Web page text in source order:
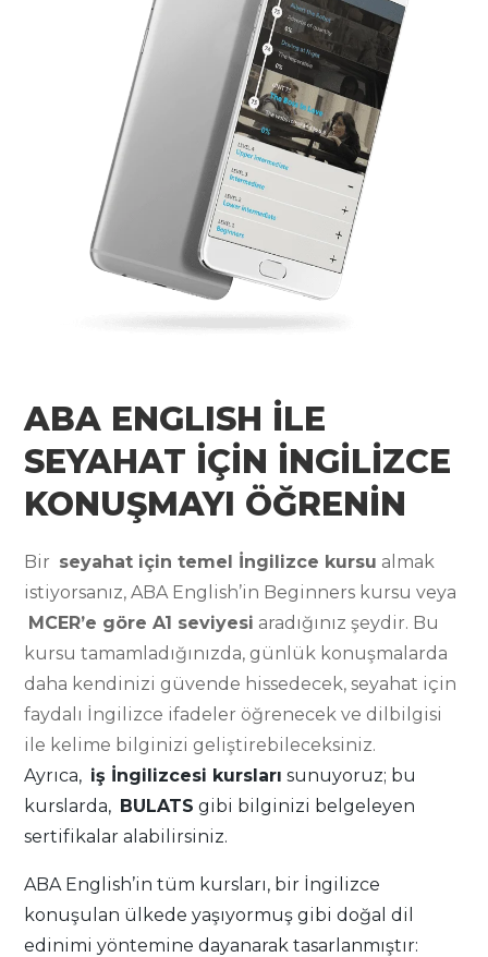
ABA ENGLISH İLE
SEYAHAT İÇİN İNGİLİZCE
KONUŞMAYI ÖĞRENİN
Bir seyahat için temel İngilizce kursu almak
istiyorsanız, ABA English’in Beginners kursu veya
MCER’e göre A1 seviyesi aradığınız şeydir. Bu
kursu tamamladığınızda, günlük konuşmalarda
daha kendinizi güvende hissedecek, seyahat için
faydalı İngilizce ifadeler öğrenecek ve dilbilgisi
ile kelime bilginizi geliştirebileceksiniz.
Ayrıca, iş İngilizcesi kursları sunuyoruz; bu
kurslarda, BULATS gibi bilginizi belgeleyen
sertifikalar alabilirsiniz.
ABA English’in tüm kursları, bir İngilizce
konuşulan ülkede yaşıyormuş gibi doğal dil
edinimi yöntemine dayanarak tasarlanmıştır: